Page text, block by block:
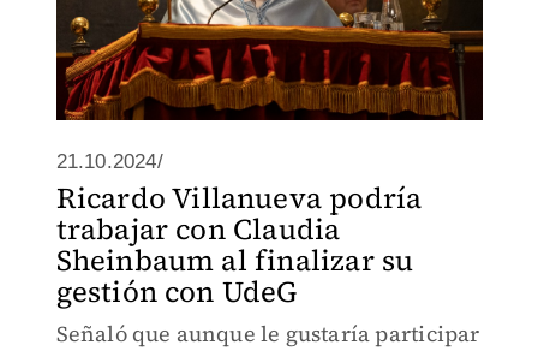
21.10.2024/
Ricardo Villanueva podría
trabajar con Claudia
Sheinbaum al finalizar su
gestión con UdeG
Señaló que aunque le gustaría participar